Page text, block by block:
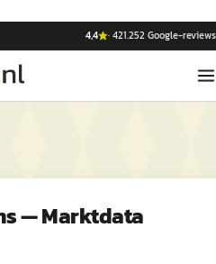
4,4 ·421.252Google-reviews
— Marktdata